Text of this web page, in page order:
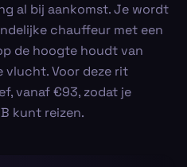
al bij aankomst. Je wordt
chauffeur met een
de hoogte houdt van
vlucht. Voor deze rit
vanaf €93, zodat je
kunt reizen.